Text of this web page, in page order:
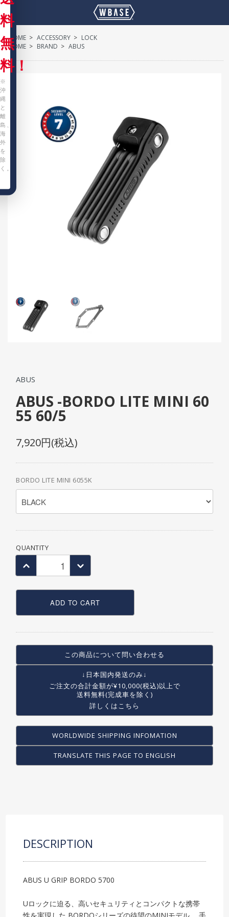
料
無
料！
※
沖
縄
と
離
島、
海
外
を
除
く。
HOME > ACCESSORY > LOCK
HOME > BRAND > ABUS
ABUS
ABUS -BORDO LITE MINI 60
55 60/5
7,920円(税込)
BORDO LITE MINI 6055K
QUANTITY
ADD TO CART
この商品について問い合わせる
↓日本国内発送のみ↓
ご注文の合計金額が¥10,000(税込)以上で
送料無料(完成車を除く)
詳しくはこちら
WORLDWIDE SHIPPING INFOMATION
TRANSLATE THIS PAGE TO ENGLISH
DESCRIPTION
ABUS U GRIP BORDO 5700
Uロックに迫る、高いセキュリティとコンパクトな携帯